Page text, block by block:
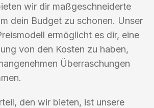
wir dir maßgeschneiderte
dein Budget zu schonen. Unser
ermöglicht es dir, eine
von den Kosten zu haben,
Überraschungen
den wir bieten, ist unsere